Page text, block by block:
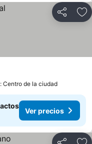
Compartir
Centro de la ciudad
Ver precios